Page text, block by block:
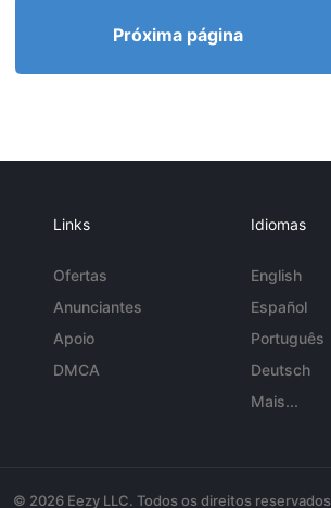
Próxima página
Links
Ofertas
Anunciantes
Apoio
DMCA
Idiomas
English
Español
Português
Deutsch
Mais...
© 2026 Eezy LLC. Todos os direitos reservados